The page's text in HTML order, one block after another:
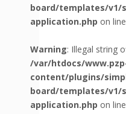
board/templates/v1/
application.php on line
Warning: Illegal string
/var/htdocs/
content/plugins/
board/templates/v1/
application.php on line